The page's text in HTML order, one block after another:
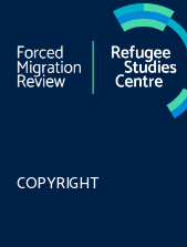
COPYRIGHT